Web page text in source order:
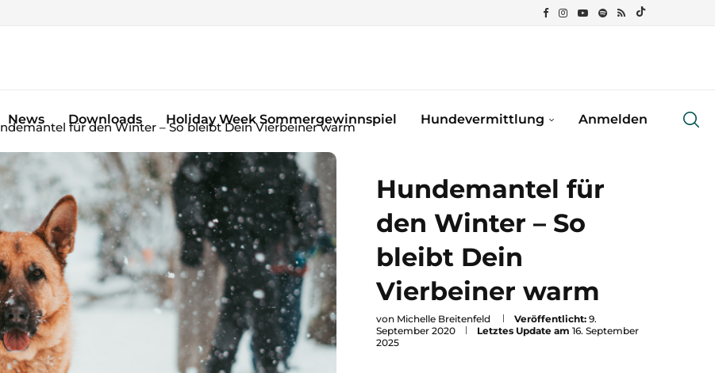
News Downloads Holiday Week Sommergewinnspiel Hundevermittlung Anmelden
für den Winter – So bleibt Dein Vierbeiner warm
Hundemantel für
den Winter – So
bleibt Dein
Vierbeiner warm
von Michelle Breitenfeld Veröffentlicht: 9.
September 2020
Letztes Update am 16. September
2025